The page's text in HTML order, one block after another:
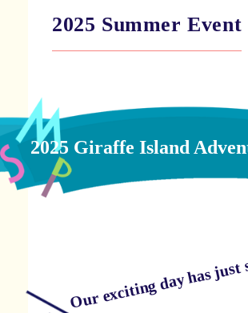
2025 Summer Event
2025 Giraffe Island
Our exciting day has